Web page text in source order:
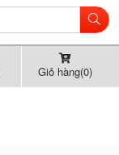
Giỏ hàng(0)